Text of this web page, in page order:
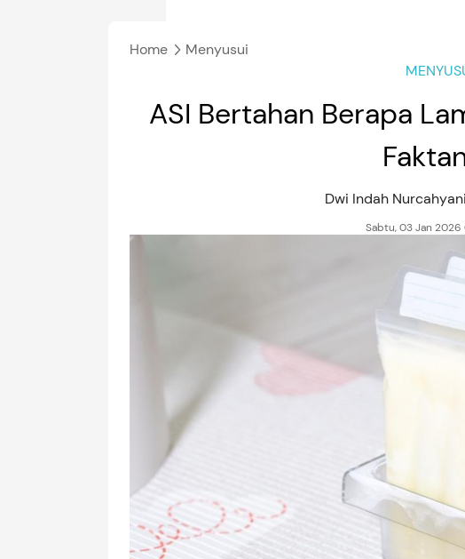
Home
Menyusui
ASI Bertahan Berapa
Dwi Indah
Sabtu, 03 Jan 2026